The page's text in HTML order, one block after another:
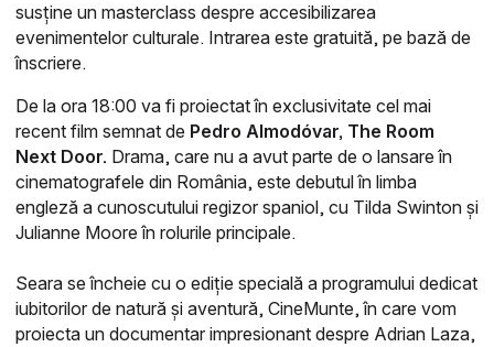
susține un masterclass despre accesibilizarea
evenimentelor culturale. Intrarea este gratuită, pe bază de
înscriere.
De la ora 18:00 va fi proiectat în exclusivitate cel mai
recent film semnat de Pedro Almodóvar, The Room
Next Door. Drama, care nu a avut parte de o lansare în
cinematografele din România, este debutul în limba
engleză a cunoscutului regizor spaniol, cu Tilda Swinton și
Julianne Moore în rolurile principale.
Seara se încheie cu o ediție specială a programului dedicat
iubitorilor de natură și aventură, CineMunte, în care vom
proiecta un documentar impresionant despre Adrian Laza,